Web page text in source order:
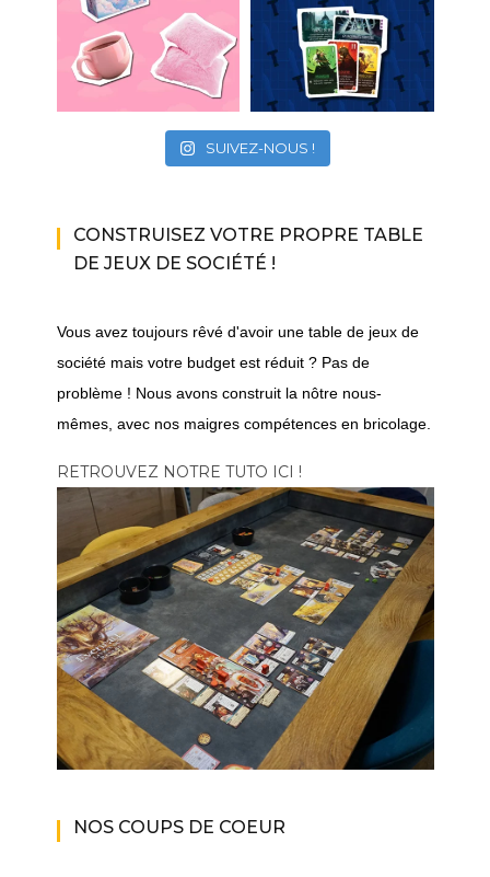
SUIVEZ-NOUS !
CONSTRUISEZ VOTRE PROPRE TABLE
DE JEUX DE SOCIÉTÉ !
Vous avez toujours rêvé d'avoir une table de jeux de
société mais votre budget est réduit ? Pas de
problème ! Nous avons construit la nôtre nous-
mêmes, avec nos maigres compétences en bricolage.
RETROUVEZ NOTRE TUTO ICI !
NOS COUPS DE COEUR